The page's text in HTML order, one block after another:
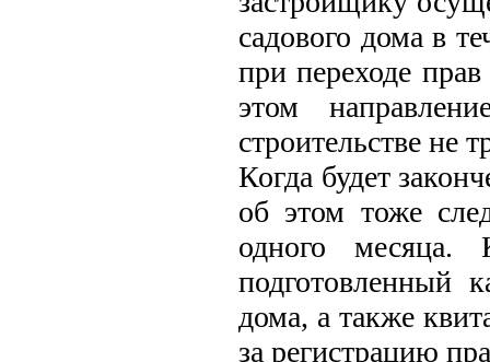
садового дома в
при переходе
этом
строительстве не
Когда будет
об этом тоже
одного месяца.
подготовленный
дома, а также
за регистрацию